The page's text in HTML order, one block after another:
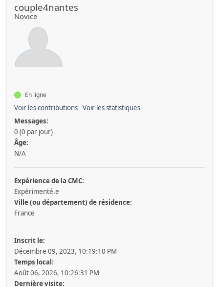
couple4nantes
Novice
En ligne
Voir les contributions Voir les statistiques
Messages:
0 (0 par jour)
Âge:
N/A
Expérience de la CMC:
Expérimenté.e
Ville (ou département) de résidence:
France
Inscrit le:
Décembre 09, 2023, 10:19:10 PM
Temps local:
Août 06, 2026, 10:26:31 PM
Dernière visite: